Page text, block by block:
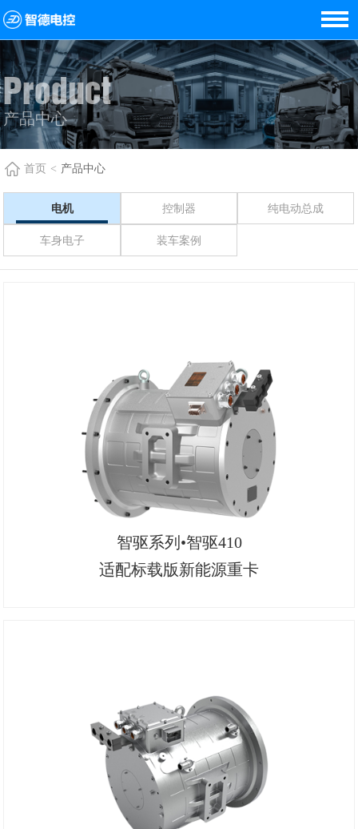
Product
产品中心
首页 < 产品中心
电机 控制器 纯电动总成
车身电子 装车案例
智驱系列•智驱410
适配标载版新能源重卡